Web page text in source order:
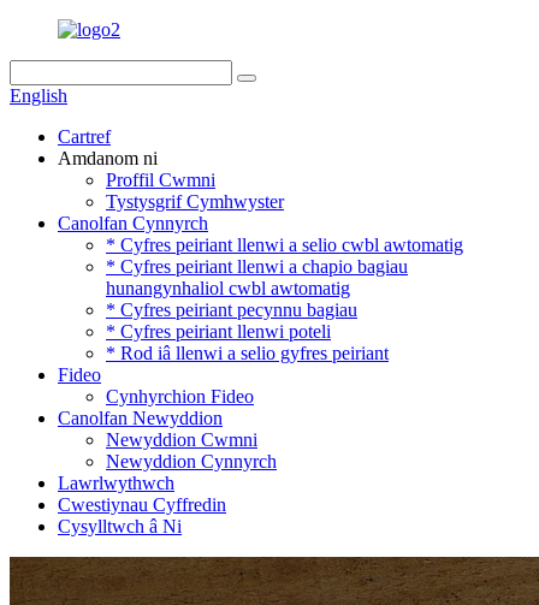
English
Cartref
Amdanom ni
Proffil Cwmni
Tystysgrif Cymhwyster
Canolfan Cynnyrch
* Cyfres peiriant llenwi a selio cwbl awtomatig
* Cyfres peiriant llenwi a chapio bagiau
hunangynhaliol cwbl awtomatig
* Cyfres peiriant pecynnu bagiau
* Cyfres peiriant llenwi poteli
* Rod iâ llenwi a selio gyfres peiriant
Fideo
Cynhyrchion Fideo
Canolfan Newyddion
Newyddion Cwmni
Newyddion Cynnyrch
Lawrlwythwch
Cwestiynau Cyffredin
Cysylltwch â Ni